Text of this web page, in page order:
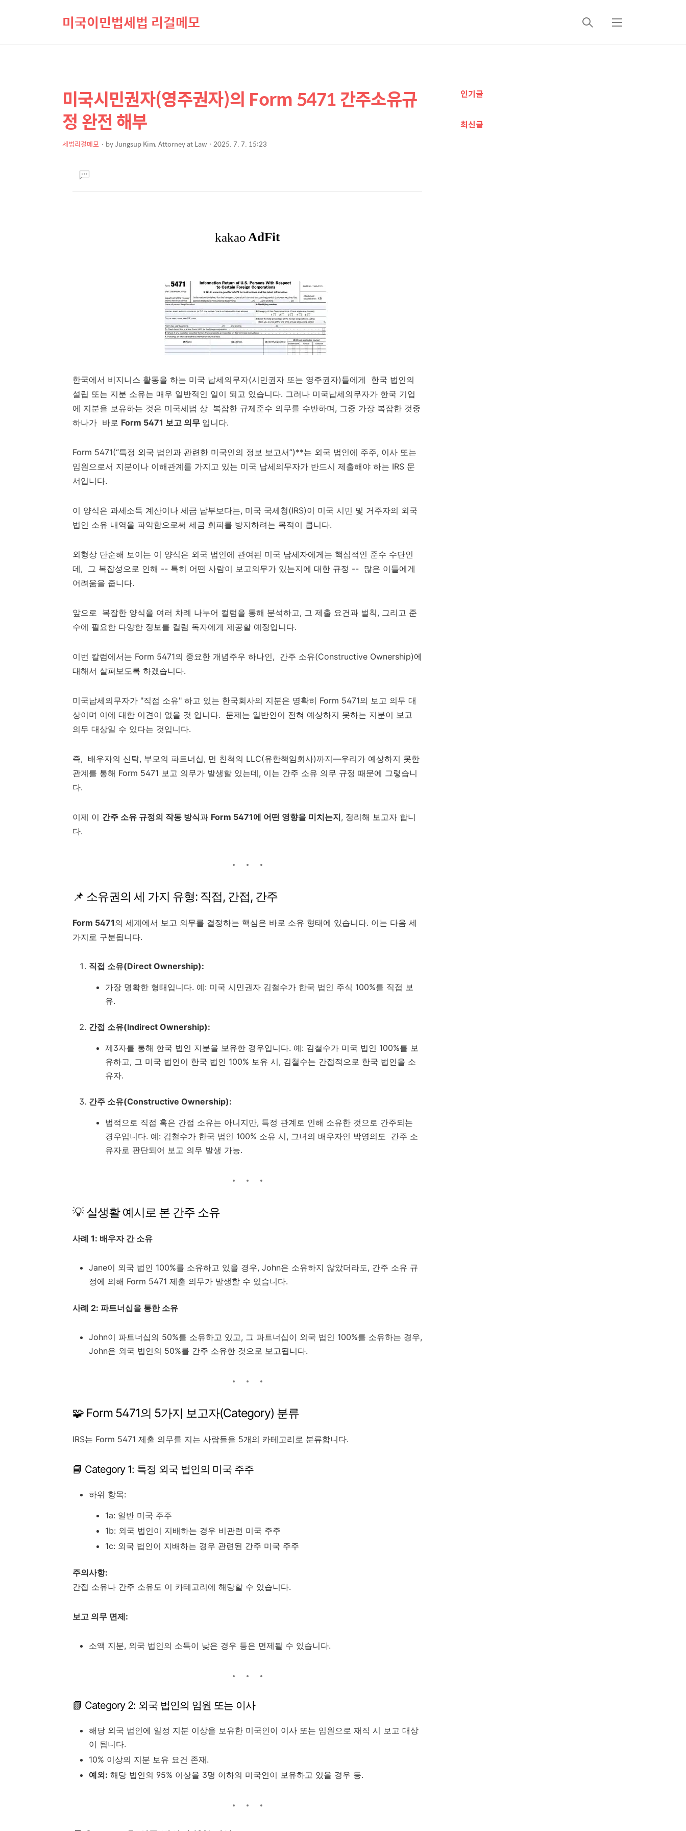
미국이민법세법 리걸메모
검
메
상
컨
텐
본
문
제
목
미국시민권자(영주권자)의 Form 5471 간주소유규
정 완전 해부
세법리걸메모 byJungsup Kim, Attorney at Law 2025. 7. 7. 15:23
댓
글
한국에서 비지니스 활동을 하는 미국 납세의무자(시민권자 또는 영주권자)들에게 한국 법인의
설립 또는 지분 소유는 매우 일반적인 일이 되고 있습니다. 그러나 미국납세의무자가 한국 기업
에 지분을 보유하는 것은 미국세법 상 복잡한 규제준수 의무를 수반하며, 그중 가장 복잡한 것중
하나가 바로 Form 5471 보고 의무 입니다.
Form 5471(“특정 외국 법인과 관련한 미국인의 정보 보고서”)**는 외국 법인에 주주, 이사 또는
임원으로서 지분이나 이해관계를 가지고 있는 미국 납세의무자가 반드시 제출해야 하는 IRS 문
서입니다.
이 양식은 과세소득 계산이나 세금 납부보다는, 미국 국세청(IRS)이 미국 시민 및 거주자의 외국
법인 소유 내역을 파악함으로써 세금 회피를 방지하려는 목적이 큽니다.
외형상 단순해 보이는 이 양식은 외국 법인에 관여된 미국 납세자에게는 핵심적인 준수 수단인
데, 그 복잡성으로 인해 -- 특히 어떤 사람이 보고의무가 있는지에 대한 규정 -- 많은 이들에게
어려움을 줍니다.
앞으로 복잡한 양식을 여러 차례 나누어 컬럼을 통해 분석하고, 그 제출 요건과 벌칙, 그리고 준
수에 필요한 다양한 정보를 컬럼 독자에게 제공할 예정입니다.
이번 칼럼에서는 Form 5471의 중요한 개념주우 하나인, 간주 소유(Constructive Ownership)에
대해서 살펴보도록 하겠습니다.
미국납세의무자가 "직접 소유" 하고 있는 한국회사의 지분은 명확히 Form 5471의 보고 의무 대
상이며 이에 대한 이견이 없을 것 입니다. 문제는 일반인이 전혀 예상하지 못하는 지분이 보고
의무 대상일 수 있다는 것입니다.
즉, 배우자의 신탁, 부모의 파트너십, 먼 친척의 LLC(유한책임회사)까지—우리가 예상하지 못한
관계를 통해 Form 5471 보고 의무가 발생할 있는데, 이는 간주 소유 의무 규정 때문에 그렇습니
다.
이제 이 간주 소유 규정의 작동 방식과 Form 5471에 어떤 영향을 미치는지, 정리해 보고자 합니
다.
📌 소유권의 세 가지 유형: 직접, 간접, 간주
Form 5471의 세계에서 보고 의무를 결정하는 핵심은 바로 소유 형태에 있습니다. 이는 다음 세
가지로 구분됩니다.
직접 소유(Direct Ownership):
가장 명확한 형태입니다. 예: 미국 시민권자 김철수가 한국 법인 주식 100%를 직접 보
유.
간접 소유(Indirect Ownership):
제3자를 통해 한국 법인 지분을 보유한 경우입니다. 예: 김철수가 미국 법인 100%를 보
유하고, 그 미국 법인이 한국 법인 100% 보유 시, 김철수는 간접적으로 한국 법인을 소
유자.
간주 소유(Constructive Ownership):
법적으로 직접 혹은 간접 소유는 아니지만, 특정 관계로 인해 소유한 것으로 간주되는
경우입니다. 예: 김철수가 한국 법인 100% 소유 시, 그녀의 배우자인 박영의도 간주 소
유자로 판단되어 보고 의무 발생 가능.
💡 실생활 예시로 본 간주 소유
사례 1: 배우자 간 소유
Jane이 외국 법인 100%를 소유하고 있을 경우, John은 소유하지 않았더라도, 간주 소유 규
정에 의해 Form 5471 제출 의무가 발생할 수 있습니다.
사례 2: 파트너십을 통한 소유
John이 파트너십의 50%를 소유하고 있고, 그 파트너십이 외국 법인 100%를 소유하는 경우,
John은 외국 법인의 50%를 간주 소유한 것으로 보고됩니다.
🧩 Form 5471의 5가지 보고자(Category) 분류
IRS는 Form 5471 제출 의무를 지는 사람들을 5개의 카테고리로 분류합니다.
📘 Category 1: 특정 외국 법인의 미국 주주
하위 항목:
1a: 일반 미국 주주
1b: 외국 법인이 지배하는 경우 비관련 미국 주주
1c: 외국 법인이 지배하는 경우 관련된 간주 미국 주주
주의사항:
간접 소유나 간주 소유도 이 카테고리에 해당할 수 있습니다.
보고 의무 면제:
소액 지분, 외국 법인의 소득이 낮은 경우 등은 면제될 수 있습니다.
📗 Category 2: 외국 법인의 임원 또는 이사
해당 외국 법인에 일정 지분 이상을 보유한 미국인이 이사 또는 임원으로 재직 시 보고 대상
이 됩니다.
10% 이상의 지분 보유 요건 존재.
예외: 해당 법인의 95% 이상을 3명 이하의 미국인이 보유하고 있을 경우 등.
추
정
인기글
최신글